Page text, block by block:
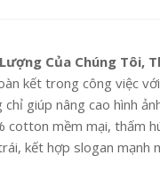
Của Chúng Tôi,
kết trong công việc với
chỉ giúp nâng cao hình
cotton mềm mại,
kết hợp slogan mạnh